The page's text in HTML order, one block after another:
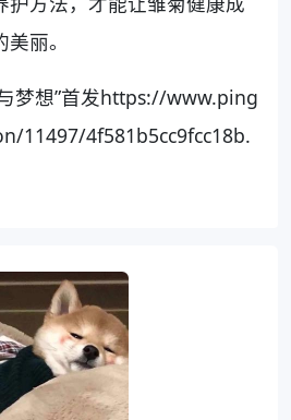
丽。
梦想”首发https://www.ping
11497/4f581b5cc9fcc18b.